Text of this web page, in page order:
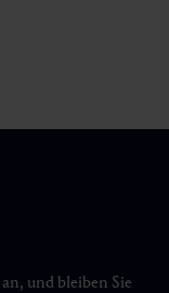
und bleiben Sie